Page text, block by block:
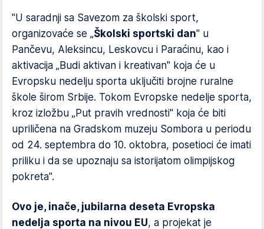
"U saradnji sa Savezom za školski sport,
organizovaće se „Školski sportski dan" u
Pančevu, Aleksincu, Leskovcu i Paraćinu, kao i
aktivacija „Budi aktivan i kreativan" koja će u
Evropsku nedelju sporta uključiti brojne ruralne
škole širom Srbije. Tokom Evropske nedelje sporta,
kroz izložbu „Put pravih vrednosti" koja će biti
upriličena na Gradskom muzeju Sombora u periodu
od 24. septembra do 10. oktobra, posetioci će imati
priliku i da se upoznaju sa istorijatom olimpijskog
pokreta".
Ovo je, inače, jubilarna deseta Evropska
nedelja sporta na nivou EU, a projekat je